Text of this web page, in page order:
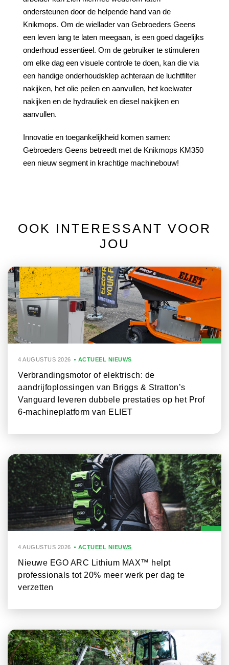
ondersteunen door de helpende hand van de
Knikmops. Om de wiellader van Gebroeders Geens
een leven lang te laten meegaan, is een goed dagelijks
onderhoud essentieel. Om de gebruiker te stimuleren
om elke dag een visuele controle te doen, kan die via
een handige onderhoudsklep achteraan de luchtfilter
nakijken, het olie peilen en aanvullen, het koelwater
nakijken en de hydrauliek en diesel nakijken en
aanvullen.
Innovatie en toegankelijkheid komen samen:
Gebroeders Geens betreedt met de Knikmops KM350
een nieuw segment in krachtige machinebouw!
OOK INTERESSANT VOOR
JOU
4 AUGUSTUS 2026 ACTUEEL NIEUWS
Verbrandingsmotor of elektrisch: de
aandrijfoplossingen van Briggs & Stratton’s
Vanguard leveren dubbele prestaties op het Prof
6-machineplatform van ELIET
4 AUGUSTUS 2026 ACTUEEL NIEUWS
Nieuwe EGO ARC Lithium MAX™ helpt
professionals tot 20% meer werk per dag te
verzetten